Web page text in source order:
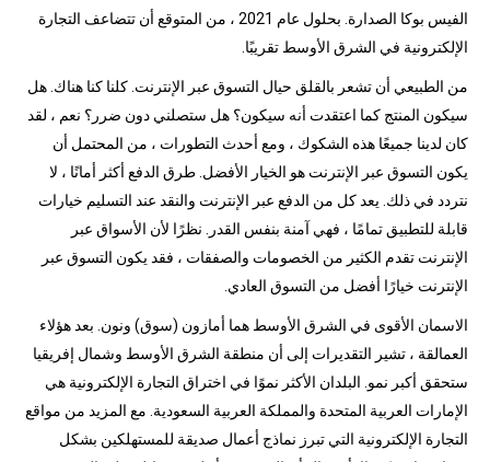
الفيس بوكا الصدارة. بحلول عام 2021 ، من المتوقع أن تتضاعف التجارة
الإلكترونية في الشرق الأوسط تقريبًا.
من الطبيعي أن تشعر بالقلق حيال التسوق عبر الإنترنت. كلنا كنا هناك. هل
سيكون المنتج كما اعتقدت أنه سيكون؟ هل ستصلني دون ضرر؟ نعم ، لقد
كان لدينا جميعًا هذه الشكوك ، ومع أحدث التطورات ، من المحتمل أن
يكون التسوق عبر الإنترنت هو الخيار الأفضل. طرق الدفع أكثر أمانًا ، لا
نتردد في ذلك. يعد كل من الدفع عبر الإنترنت والنقد عند التسليم خيارات
قابلة للتطبيق تمامًا ، فهي آمنة بنفس القدر. نظرًا لأن الأسواق عبر
الإنترنت تقدم الكثير من الخصومات والصفقات ، فقد يكون التسوق عبر
الإنترنت خيارًا أفضل من التسوق العادي.
الاسمان الأقوى في الشرق الأوسط هما أمازون (سوق) ونون. بعد هؤلاء
العمالقة ، تشير التقديرات إلى أن منطقة الشرق الأوسط وشمال إفريقيا
ستحقق أكبر نمو. البلدان الأكثر نموًا في اختراق التجارة الإلكترونية هي
الإمارات العربية المتحدة والمملكة العربية السعودية. مع المزيد من مواقع
التجارة الإلكترونية التي تبرز نماذج أعمال صديقة للمستهلكين بشكل